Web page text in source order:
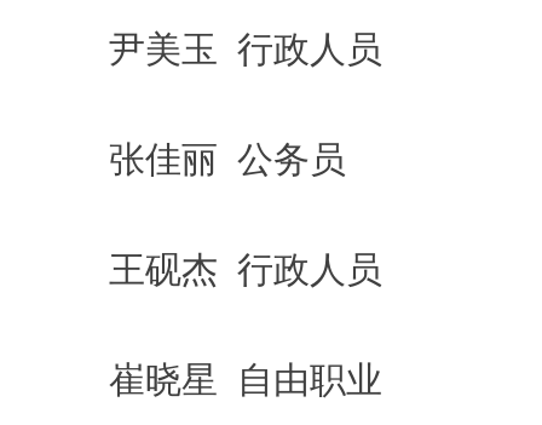
尹美玉 行政人员
张佳丽 公务员
王砚杰 行政人员
崔晓星 自由职业